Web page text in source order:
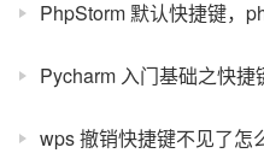
PhpStorm 默认快捷键，
Pycharm 入门基础之快捷
wps 撤销快捷键不见了怎